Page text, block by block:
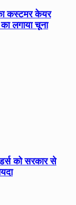
कस्टमर केयर
लगाया चूना
को सरकार से